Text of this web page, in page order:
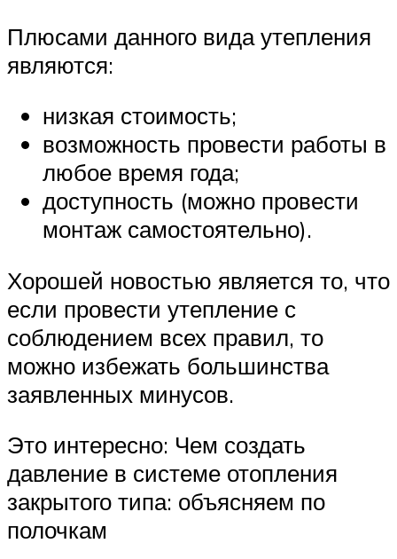
Плюсами данного вида утепления
являются:
низкая стоимость;
возможность провести работы в
любое время года;
доступность (можно провести
монтаж самостоятельно).
Хорошей новостью является то, что
если провести утепление с
соблюдением всех правил, то
можно избежать большинства
заявленных минусов.
Это интересно: Чем создать
давление в системе отопления
закрытого типа: объясняем по
полочкам